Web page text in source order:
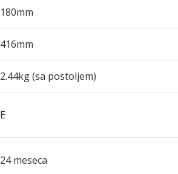
180mm
416mm
2.44kg (sa postoljem)
E
24 meseca